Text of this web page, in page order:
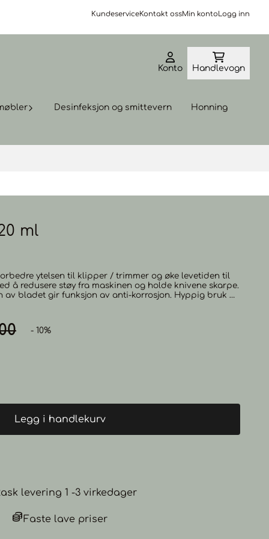
KundeserviceKontakt ossMin kontoLogg inn
Konto Handlevogn
Desinfeksjon og smittevern Honning
ml
ytelsen til klipper / trimmer og øke levetiden til
gir funksjon av anti-korrosjon. Hyppig bruk av
noe som vil få din klipper og trimmer til og yte
øke. Fungerer på alle maskiner. Kan med fordel også
- 10%
Legg i handlekurv
levering 1 -3 virkedager
Faste lave priser